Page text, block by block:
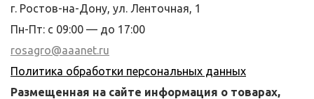
г. Ростов-на-Дону, ул. Ленточная, 1
Пн-Пт: с 09:00 — до 17:00
rosagro@aaanet.ru
Политика обработки персональных данных
Размещенная на сайте информация о товарах,